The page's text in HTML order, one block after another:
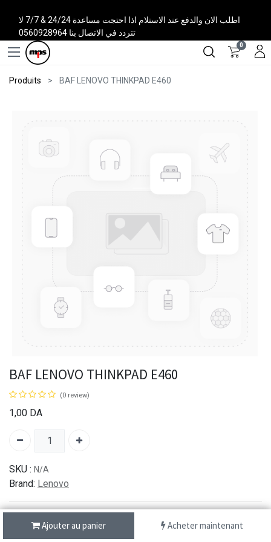
اطلب الان والدفع عند الاستلام اذا احتجت مساعدة 24/24 & 7/7 لا
تتردد في الاتصال بنا 0560928964
0
Produits BAF LENOVO THINKPAD E460
Ajouter au panier Acheter maintenant
BAF LENOVO THINKPAD E460
(0 review)
1,00 DA
SKU : N/A
Brand: Lenovo
شحن سريع من 1 الى 3 ايام